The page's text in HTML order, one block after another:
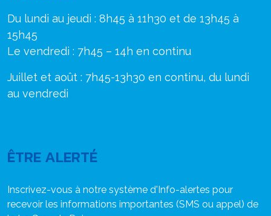
Du lundi au jeudi : 8h45 à 11h30 et de 13h45 à
15h45
Le vendredi : 7h45 – 14h en continu
Juillet et août : 7h45-13h30 en continu, du lundi
au vendredi
ÊTRE ALERTÉ
Inscrivez-vous à notre système d'Info-alertes pour
recevoir les informations importantes (SMS ou appel) de